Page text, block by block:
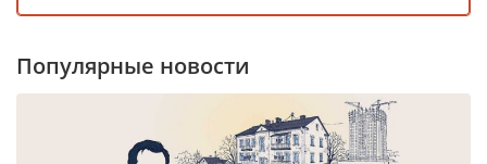
Популярные новости